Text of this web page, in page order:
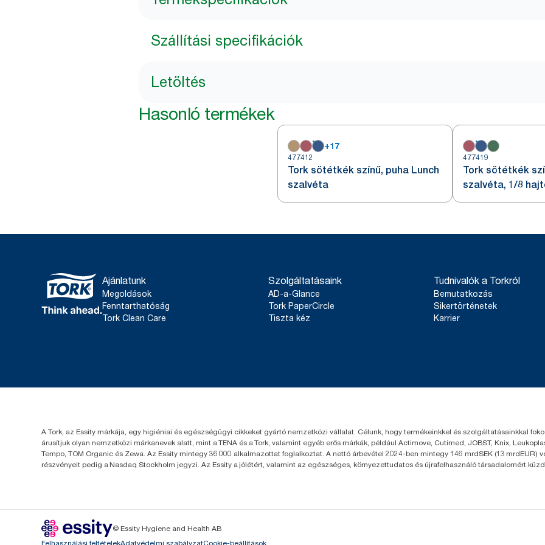
Szállítási specifikációk
Letöltés
Hasonló termékek
+17
477412
Tork sötétkék színű, puha Lunch
szalvéta
477419
Tork sötétkék
szalvéta, 1/8
Ajánlatunk
Megoldások
Fenntarthatóság
Tork Clean Care
Szolgáltatásaink
AD-a-Glance
Tork PaperCircle
Tiszta kéz
Tudnivalók a Torkról
Bemutatkozás
Sikertörténetek
Karrier
A Tork, az Essity márkája, egy higiéniai és egészségügyi cikkeket gyártó nemzetközi vállalat. Célunk, hogy termékeinkkel és szolgáltatásainkkal
árusítjuk olyan nemzetközi márkanevek alatt, mint a TENA és a Tork, valamint egyéb erős márkák, például Actimove, Cutimed, JOBST, Knix,
Tempo, TOM Organic és Zewa. Az Essity mintegy 36 000 alkalmazottat foglalkoztat. A nettó árbevétel 2024-ben mintegy 146 mrdSEK (13 mrdEUR)
részvényeit pedig a Nasdaq Stockholm jegyzi. Az Essity a jólétért, valamint az egészséges, környezettudatos és újrafelhasználó társadalomért
© Essity Hygiene and Health AB
Felhasználási feltételekAdatvédelmi szabályzatCookie-beállítások